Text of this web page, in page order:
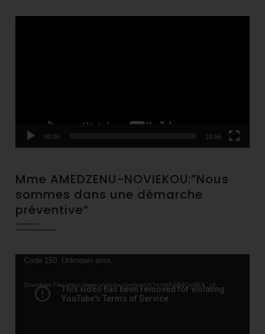
00:00 10:56
Mme AMEDZENU-NOVIEKOU:”Nous
sommes dans une démarche
préventive”
Video
Code 150: Unknown error.
Download File: https://www.youtube.com/watch?v=shK28ldQnNE&_=3